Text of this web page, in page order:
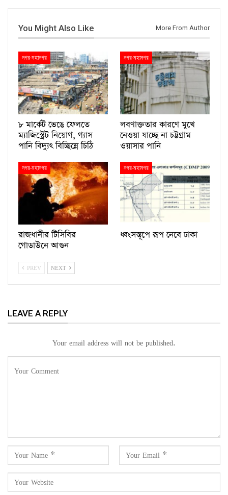
You Might Also Like More From Author
নগর-মহানগর
৮ মার্কেট ভেঙে ফেলতে
ম্যাজিস্ট্রেট নিয়োগ, গ্যাস
পানি বিদ্যুৎ বিচ্ছিন্নে চিঠি
নগর-মহানগর
লবণাক্ততার কারণে মুখে
নেওয়া যাচ্ছে না চট্টগ্রাম
ওয়াসার পানি
নগর-মহানগর
রাজধানীর টিসিবির
গোডাউনে আগুন
নগর-মহানগর
ধ্বংসস্তূপে রূপ নেবে ঢাকা
PREV NEXT
LEAVE A REPLY
Your email address will not be published.